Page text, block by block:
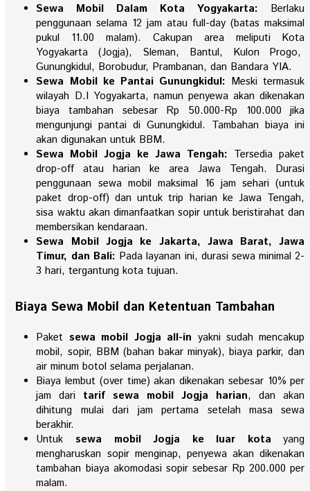
Sewa Mobil Dalam Kota Yogyakarta: Berlaku
penggunaan selama 12 jam atau full-day (batas maksimal
pukul 11.00 malam). Cakupan area meliputi Kota
Yogyakarta (Jogja), Sleman, Bantul, Kulon Progo,
Gunungkidul, Borobudur, Prambanan, dan Bandara YIA.
Sewa Mobil ke Pantai Gunungkidul: Meski termasuk
wilayah D.I Yogyakarta, namun penyewa akan dikenakan
biaya tambahan sebesar Rp 50.000-Rp 100.000 jika
mengunjungi pantai di Gunungkidul. Tambahan biaya ini
akan digunakan untuk BBM.
Sewa Mobil Jogja ke Jawa Tengah: Tersedia paket
drop-off atau harian ke area Jawa Tengah. Durasi
penggunaan sewa mobil maksimal 16 jam sehari (untuk
paket drop-off) dan untuk trip harian ke Jawa Tengah,
sisa waktu akan dimanfaatkan sopir untuk beristirahat dan
membersikan kendaraan.
Sewa Mobil Jogja ke Jakarta, Jawa Barat, Jawa
Timur, dan Bali: Pada layanan ini, durasi sewa minimal 2-
3 hari, tergantung kota tujuan.
Biaya Sewa Mobil dan Ketentuan Tambahan
Paket sewa mobil Jogja all-in yakni sudah mencakup
mobil, sopir, BBM (bahan bakar minyak), biaya parkir, dan
air minum botol selama perjalanan.
Biaya lembut (over time) akan dikenakan sebesar 10% per
jam dari tarif sewa mobil Jogja harian, dan akan
dihitung mulai dari jam pertama setelah masa sewa
berakhir.
Untuk sewa mobil Jogja ke luar kota yang
mengharuskan sopir menginap, penyewa akan dikenakan
tambahan biaya akomodasi sopir sebesar Rp 200.000 per
malam.